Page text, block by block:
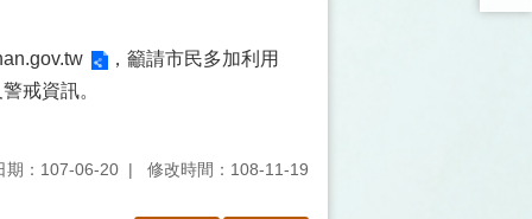
，籲請市民多加利用
戒資訊。
期：107-06-20 修改時間：108-11-19